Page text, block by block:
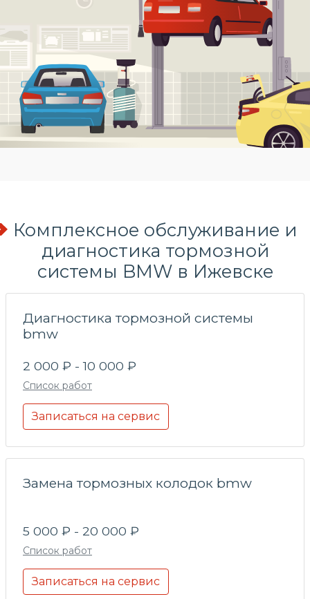
Комплексное обслуживание и
диагностика тормозной
системы BMW в Ижевске
Диагностика тормозной системы
bmw
2 000 ₽ - 10 000 ₽
Список работ
Записаться на сервис
Замена тормозных колодок bmw
5 000 ₽ - 20 000 ₽
Список работ
Записаться на сервис